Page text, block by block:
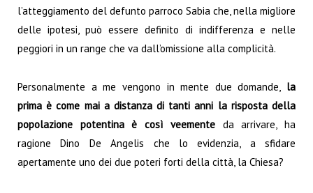
l’atteggiamento del defunto parroco Sabia che, nella migliore
delle ipotesi, può essere definito di indifferenza e nelle
peggiori in un range che va dall’omissione alla complicità.
Personalmente a me vengono in mente due domande, la
prima è come mai a distanza di tanti anni la risposta della
popolazione potentina è così veementeda arrivare, ha
ragione Dino De Angelis che lo evidenzia, a sfidare
apertamente uno dei due poteri forti della città, la Chiesa?